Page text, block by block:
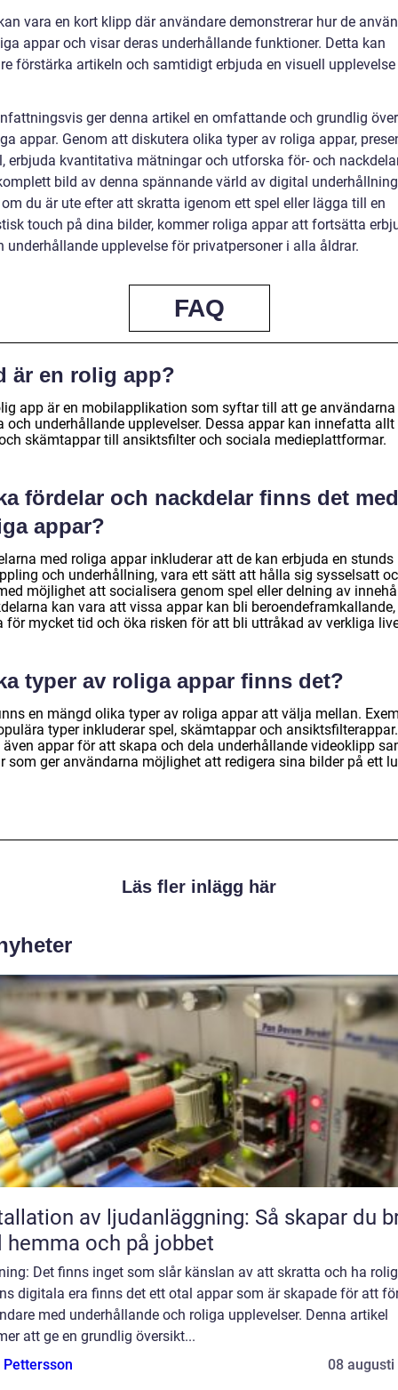
vara en kort klipp där användare demonstrerar hur de
appar och visar deras underhållande funktioner. Detta kan
förstärka artikeln och samtidigt erbjuda en visuell
ger denna artikel en omfattande och grundlig
appar. Genom att diskutera olika typer av roliga appar,
erbjuda kvantitativa mätningar och utforska för- och
bild av denna spännande värld av digital
du är ute efter att skratta igenom ett spel eller lägga till en
touch på dina bilder, kommer roliga appar att fortsätta
underhållande upplevelse för privatpersoner i alla åldrar.
FAQ
är en rolig app?
app är en mobilapplikation som syftar till att ge användarna
och underhållande upplevelser. Dessa appar kan innefatta
skämtappar till ansiktsfilter och sociala medieplattformar.
fördelar och nackdelar finns det med
appar?
med roliga appar inkluderar att de kan erbjuda en stunds
och underhållning, vara ett sätt att hålla sig sysselsatt
möjlighet att socialisera genom spel eller delning av
kan vara att vissa appar kan bli beroendeframkallande,
för mycket tid och öka risken för att bli uttråkad av verkliga
typer av roliga appar finns det?
en mängd olika typer av roliga appar att välja mellan.
typer inkluderar spel, skämtappar och
appar för att skapa och dela underhållande videoklipp
som ger användarna möjlighet att redigera sina bilder på ett
Läs fler inlägg här
av ljudanläggning: Så skapar du
hemma och på jobbet
Det finns inget som slår känslan av att skratta och ha
digitala era finns det ett otal appar som är skapade för att
med underhållande och roliga upplevelser. Denna artikel
att ge en grundlig översikt...
08 augusti